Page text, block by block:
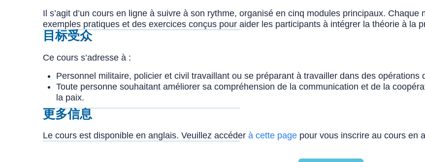
Il s’agit d’un cours en ligne à suivre à son rythme, organisé en cinq modules principaux.
exemples pratiques et des exercices conçus pour aider les participants à intégrer la théorie à la
目标受众
Ce cours s’adresse à :
Personnel militaire, policier et civil travaillant ou se préparant à travailler dans des opérations
Toute personne souhaitant améliorer sa compréhension de la communication et de la
la paix.
更多信息
Le cours est disponible en anglais. Veuillez accéder à cette page pour vous inscrire au cours en